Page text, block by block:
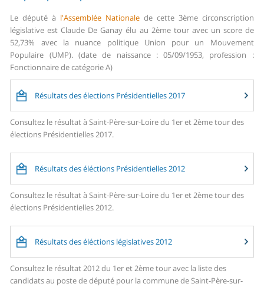
Le député à l'Assemblée Nationale de cette 3ème circonscription
législative est Claude De Ganay élu au 2ème tour avec un score de
52,73% avec la nuance politique Union pour un Mouvement
Populaire (UMP). (date de naissance : 05/09/1953, profession :
Fonctionnaire de catégorie A)
Résultats des élections Présidentielles 2017
Consultez le résultat à Saint-Père-sur-Loire du 1er et 2ème tour des
élections Présidentielles 2017.
Résultats des éléctions Présidentielles 2012
Consultez le résultat à Saint-Père-sur-Loire du 1er et 2ème tour des
élections Présidentielles 2012.
Résultats des éléctions législatives 2012
Consultez le résultat 2012 du 1er et 2ème tour avec la liste des
candidats au poste de député pour la commune de Saint-Père-sur-